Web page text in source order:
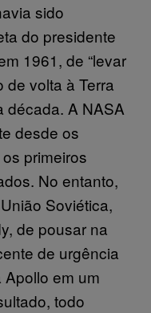
sido
do presidente
1961, de “levar
de volta à Terra
década. A NASA
desde os
primeiros
No entanto,
Soviética,
de pousar na
de urgência
em um
todo